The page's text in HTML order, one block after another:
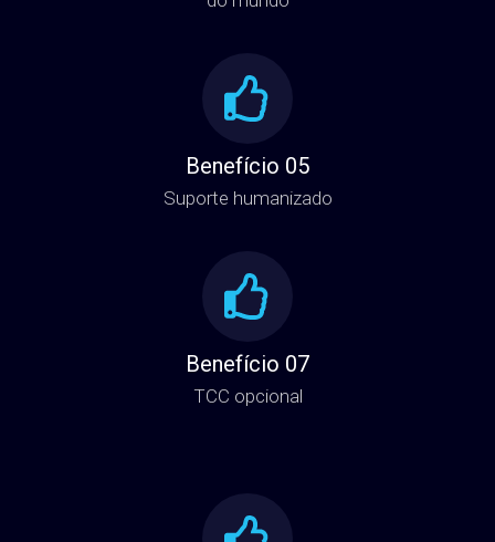
Benefício 05
Benefício 07